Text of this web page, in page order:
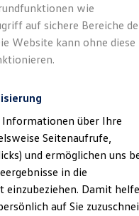
Leasing
Volkswagen
Passat.
wie
auf sichere Bereiche
Website kann ohne diese
Informationen über Ihre
Seitenaufrufe,
und ermöglichen uns
in die
Damit
auf Sie